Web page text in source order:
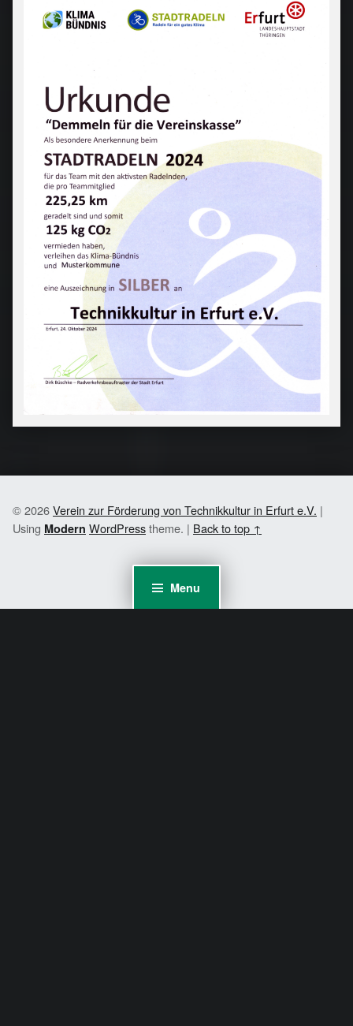
Menu
© 2026Verein zur Förderung von Technikkultur in Erfurt e.V. |
Using Modern WordPresstheme. | Back to top ↑